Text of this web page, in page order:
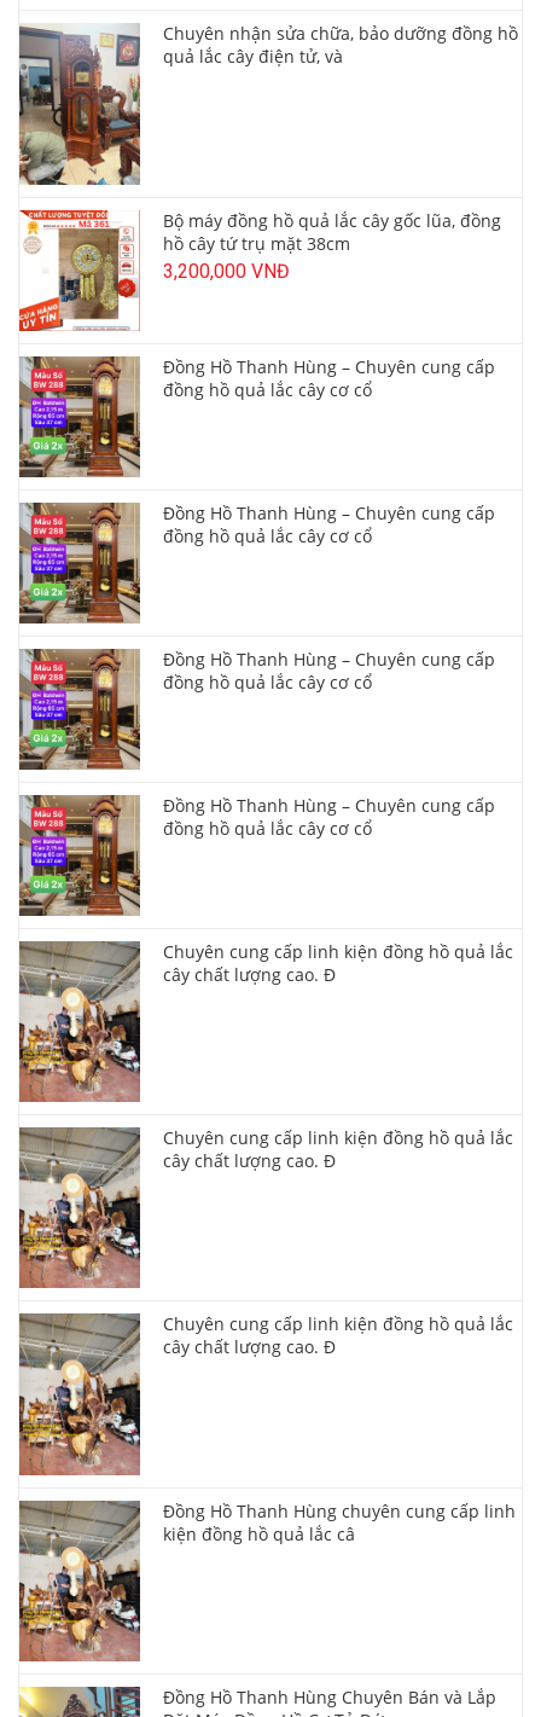
Chuyên nhận sửa chữa, bảo dưỡng đồng hồ
quả lắc cây điện tử, và
Bộ máy đồng hồ quả lắc cây gốc lũa, đồng
hồ cây tứ trụ mặt 38cm
3,200,000 VNĐ
Đồng Hồ Thanh Hùng – Chuyên cung cấp
đồng hồ quả lắc cây cơ cổ
Đồng Hồ Thanh Hùng – Chuyên cung cấp
đồng hồ quả lắc cây cơ cổ
Đồng Hồ Thanh Hùng – Chuyên cung cấp
đồng hồ quả lắc cây cơ cổ
Đồng Hồ Thanh Hùng – Chuyên cung cấp
đồng hồ quả lắc cây cơ cổ
Chuyên cung cấp linh kiện đồng hồ quả lắc
cây chất lượng cao. Đ
Chuyên cung cấp linh kiện đồng hồ quả lắc
cây chất lượng cao. Đ
Chuyên cung cấp linh kiện đồng hồ quả lắc
cây chất lượng cao. Đ
Đồng Hồ Thanh Hùng chuyên cung cấp linh
kiện đồng hồ quả lắc câ
Đồng Hồ Thanh Hùng Chuyên Bán và Lắp